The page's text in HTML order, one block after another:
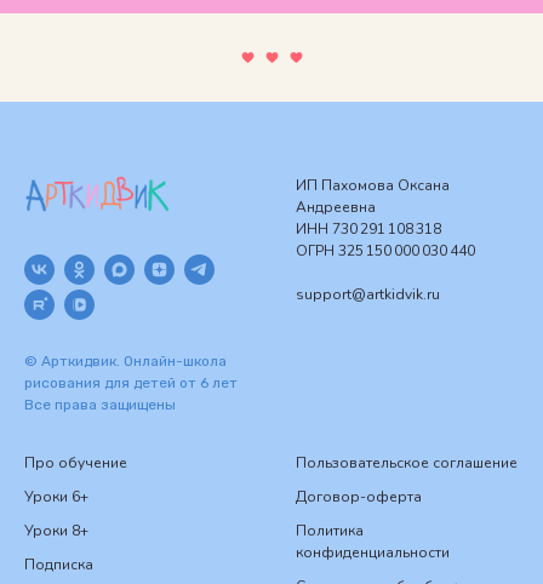
© Арткидвик. Онлайн-школа
рисования для детей от 6 лет
Все права защищены
ИП Пахомова Оксана
Андреевна
ИНН 730 291 108 318
ОГРН 325 150 000 030 440
support@artkidvik.ru
Про обучение
Уроки 6+
Уроки 8+
Подписка
Пользовательское соглашение
Договор-оферта
Политика
конфиденциальности